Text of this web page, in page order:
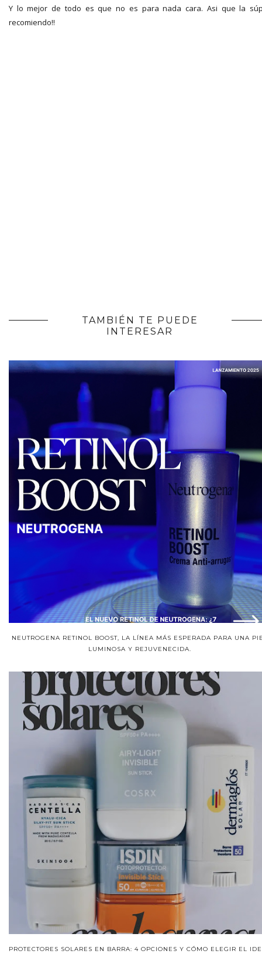
Y lo mejor de todo es que no es para nada cara. Asi que la
recomiendo!!
TAMBIÉN TE PUEDE
INTERESAR
NEUTROGENA RETINOL BOOST, LA LÍNEA MÁS ESPERADA PARA UNA
LUMINOSA Y REJUVENECIDA.
PROTECTORES SOLARES EN BARRA: 4 OPCIONES Y CÓMO ELEGIR EL